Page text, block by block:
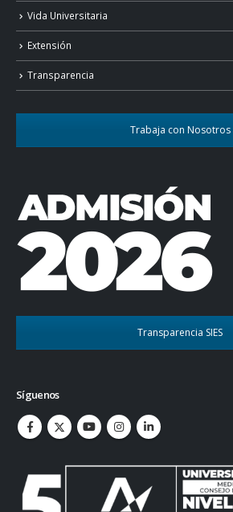
Vida Universitaria
Extensión
Transparencia
Trabaja con Nosotros
Transparencia SIES
Síguenos